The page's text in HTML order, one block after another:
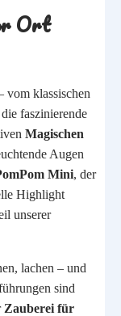
Ort
vom klassischen
faszinierende
Magischen
Augen
Mini, der
Highlight
unserer
lachen – und
sind
Zauberei für